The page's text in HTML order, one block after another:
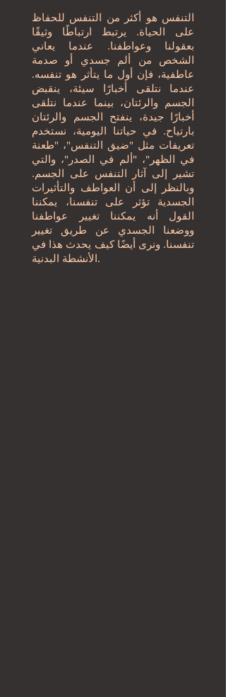
التنفس هو أكثر من التنفس للحفاظ
على الحياة. يرتبط ارتباطًا وثيقًا
بعقولنا وعواطفنا. عندما يعاني
الشخص من ألم جسدي أو صدمة
عاطفية، فإن أول ما يتأثر هو تنفسه.
عندما نتلقى أخبارًا سيئة، ينقبض
الجسم والرئتان، بينما عندما نتلقى
أخبارًا جيدة، ينفتح الجسم والرئتان
بارتياح. في حياتنا اليومية، نستخدم
تعريفات مثل "ضيق التنفس"، "طعنة
في الظهر"، "ألم في الصدر"، والتي
تشير إلى آثار التنفس على الجسم.
وبالنظر إلى أن العواطف والتأثيرات
الجسدية تؤثر على تنفسنا، يمكننا
القول أنه يمكننا تغيير عواطفنا
ووضعنا الجسدي عن طريق تغيير
تنفسنا. ونرى أيضًا كيف يحدث هذا في
الأنشطة البدنية.